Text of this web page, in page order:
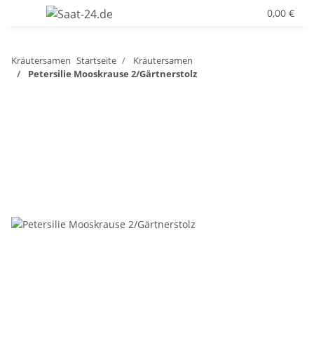
0,00 €
Kräutersamen Startseite
Kräutersamen
Petersilie Mooskrause 2/Gärtnerstolz